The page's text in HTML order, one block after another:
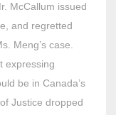
McCallum issued
and regretted
Meng’s case.
expressing
be in Canada’s
Justice dropped